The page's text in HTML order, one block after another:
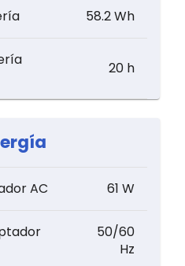
58.2 Wh
20 h
AC 61 W
50/60
Hz